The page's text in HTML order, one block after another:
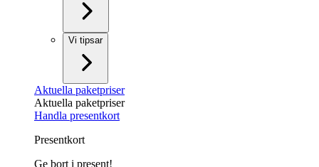
Vi tipsar
Aktuella paketpriser
Aktuella paketpriser
Handla presentkort
Presentkort
Ge bort i present!